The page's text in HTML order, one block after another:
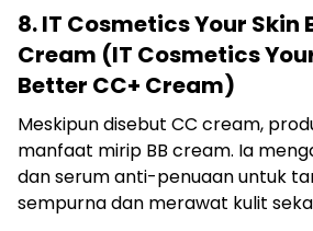
8. IT Cosmetics Your Skin
Cream (IT Cosmetics
Better CC+ Cream)
Meskipun disebut CC cream,
manfaat mirip BB cream. Ia
dan serum anti-penuaan untuk
sempurna dan merawat kulit